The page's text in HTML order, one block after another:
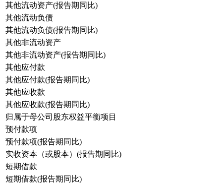
其他流动资产(报告期同比)
其他流动负债
其他流动负债(报告期同比)
其他非流动资产
其他非流动资产(报告期同比)
其他应付款
其他应付款(报告期同比)
其他应收款
其他应收款(报告期同比)
归属于母公司股东权益平衡项目
预付款项
预付款项(报告期同比)
实收资本（或股本）(报告期同比)
短期借款
短期借款(报告期同比)